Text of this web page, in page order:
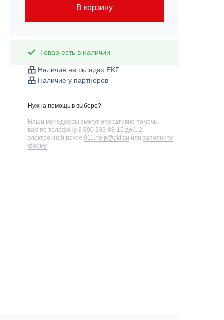
В корзину
Товар есть в наличии
Наличие на складах EKF
Наличие у партнеров
Нужна помощь в выборе?
Наши менеджеры смогут оперативно помочь
вам по телефону 8 800 333-88-15 доб. 2
электронной почте 911.help@ekf.su или заполните
форму